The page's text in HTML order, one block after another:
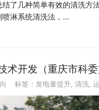
结了几种简单有效的清洗方
喷淋系统清洗法，…
术开发（重庆市科委
标签： 发电量提升, 清洗,